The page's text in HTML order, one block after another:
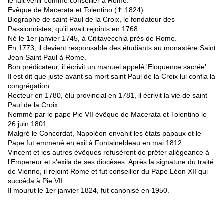
Evêque de Macerata et Tolentino (✝ 1824)
Biographe de saint Paul de la Croix, le fondateur des
Passionnistes, qu'il avait rejoints en 1768.
Né le 1er janvier 1745, à Cititavecchia près de Rome.
En 1773, il devient responsable des étudiants au monastère Saint
Jean Saint Paul à Rome.
Bon prédicateur, il écrivit un manuel appelé 'Eloquence sacrée'
Il est dit que juste avant sa mort saint Paul de la Croix lui confia la
congrégation.
Recteur en 1780, élu provincial en 1781, il écrivit la vie de saint
Paul de la Croix.
Nommé par le pape Pie VII évêque de Macerata et Tolentino le
26 juin 1801.
Malgré le Concordat, Napoléon envahit les états papaux et le
Pape fut emmené en exil à Fontainebleau en mai 1812.
Vincent et les autres évêques refusèrent de prêter allégeance à
l'Empereur et s'exila de ses diocèses. Après la signature du traité
de Vienne, il rejoint Rome et fut conseiller du Pape Léon XII qui
succéda à Pie VII.
Il mourut le 1er janvier 1824, fut canonisé en 1950.